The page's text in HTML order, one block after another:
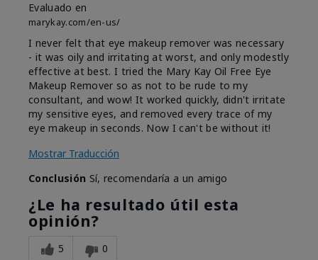
Evaluado en
marykay.com/en-us/
I never felt that eye makeup remover was necessary
- it was oily and irritating at worst, and only modestly
effective at best. I tried the Mary Kay Oil Free Eye
Makeup Remover so as not to be rude to my
consultant, and wow! It worked quickly, didn't irritate
my sensitive eyes, and removed every trace of my
eye makeup in seconds. Now I can't be without it!
Mostrar Traducción
Conclusión Sí, recomendaría a un amigo
¿Le ha resultado útil esta
opinión?
5 0